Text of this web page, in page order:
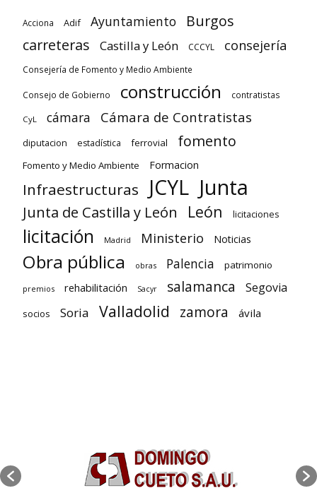
Acciona Adif Ayuntamiento
Burgos
carreteras
Castilla y León CCCYL consejería
Consejería de Fomento y Medio Ambiente
Consejo de Gobierno construcción contratistas
CyL cámara Cámara de Contratistas
diputacion estadística ferrovial fomento
Fomento y Medio Ambiente Formacion
Infraestructuras JCYL Junta
Junta de Castilla y León León licitaciones
licitación Madrid Ministerio Noticias
Obra pública obras Palencia patrimonio
premios rehabilitación Sacyr salamanca Segovia
socios Soria Valladolid zamora ávila